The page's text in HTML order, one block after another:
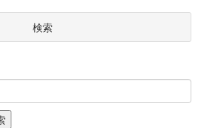
検索